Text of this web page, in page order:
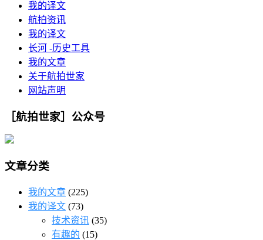
我的译文
航拍资讯
我的译文
长河 -历史工具
我的文章
关于航拍世家
网站声明
［航拍世家］公众号
文章分类
我的文章 (225)
我的译文 (73)
技术资讯 (35)
有趣的 (15)